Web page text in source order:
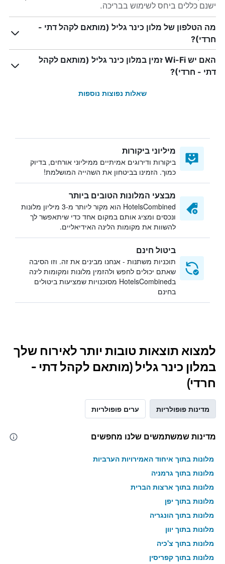
ישנם כללים ביחס לשימוש בבריכה.
מה הטלפון של מלון כינר גליל (מותאם לקהל דתי -
חרדי)?
האם יש Wi-Fi זמין במלון כינר גליל (מותאם לקהל
דתי - חרדי)?
שאלות נפוצות נוספות
מיליוני ביקורות
ביקורות ודירוגים אמיתיים ממיליוני אורחים, בדיוק
כמוך. הזמינו בביטחון את השהייה המושלמת!
מבצעי המלונות הטובים ביותר
HotelsCombined הוא מקור ליותר מ-3 מיליון מלונות
ונכסים ומציג אותם במקום אחד כדי שיתאפשר לך
להשוות את מקומות הלינה האידיאליים.
ביטול חינם
תוכניות משתנות - אנחנו מבינים את זה. וזו הסיבה
שאתם יכולים לחפש ולהזמין מלונות ומקומות לינה
בHotelsCombined מסוכנויות שמציעות ביטולים
בחינם
למצוא תוצאות טובות יותר לאירוח שלך
במלון כינר גליל (מותאם לקהל דתי -
חרדי)
מדינות פופולריות ערים פופולריות
מדינות שמשתמשים שלנו מחפשים
מלונות בתוך איחוד האמירויות הערביות
מלונות בתוך גרמניה
מלונות בתוך ארצות הברית
מלונות בתוך יפן
מלונות בתוך הונגריה
מלונות בתוך יוון
מלונות בתוך צ'כיה
מלונות בתוך קפריסין